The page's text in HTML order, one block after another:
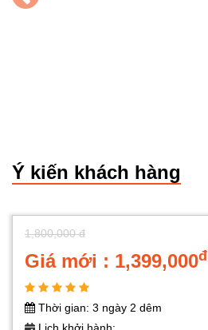
Ý kiến khách hàng
1,800,000 đ
Giá mới : 1,399,000đ
Thời gian: 3 ngày 2 dêm